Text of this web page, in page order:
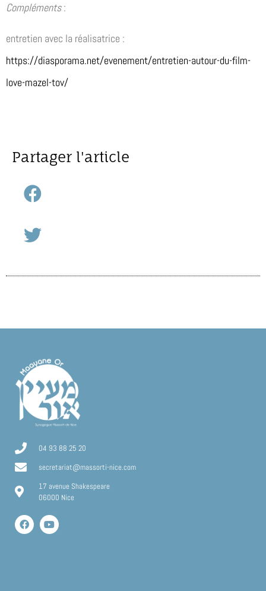
Compléments:
entretien avec la réalisatrice :
https://diasporama.net/evenement/entretien-autour-du-film-
love-mazel-tov/
Partager l'article
04 93 88 25 20
secretariat@massorti-nice.com
17 avenue Shakespeare
06000 Nice